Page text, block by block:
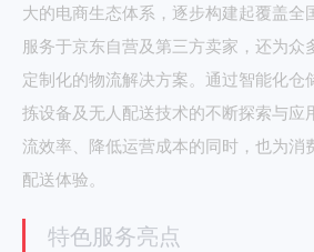
大的电商生态体系，逐步构建起覆盖全
服务于京东自营及第三方卖家，还为众
定制化的物流解决方案。通过智能化仓
拣设备及无人配送技术的不断探索与应
流效率、降低运营成本的同时，也为消
配送体验。
特色服务亮点